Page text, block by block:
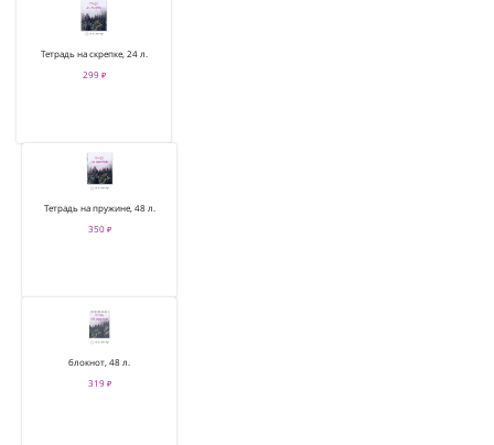
Тетрадь на скрепке, 24 л.
299 ₽
Тетрадь на пружине, 48 л.
350 ₽
блокнот, 48 л.
319 ₽